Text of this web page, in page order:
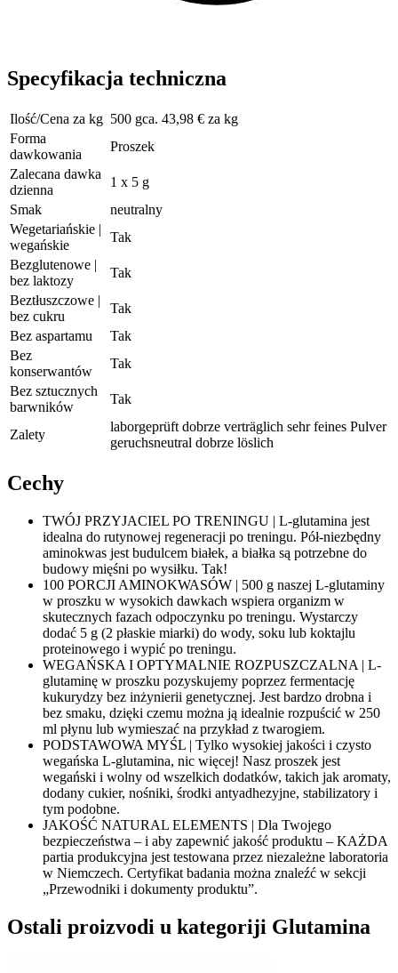
Specyfikacja techniczna
Ilość/Cena za kg 500 gca. 43,98 € za kg
Forma
dawkowania
Proszek
Zalecana dawka
dzienna
1 x 5 g
Smak
neutralny
Wegetariańskie |
wegańskie
Tak
Bezglutenowe |
bez laktozy
Tak
Beztłuszczowe |
bez cukru
Tak
Bez aspartamu
Tak
Bez
konserwantów
Tak
Bez sztucznych
barwników
Tak
Zalety
laborgeprüft dobrze verträglich sehr feines Pulver
geruchsneutral dobrze löslich
Cechy
TWÓJ PRZYJACIEL PO TRENINGU | L-glutamina jest
idealna do rutynowej regeneracji po treningu. Pół-niezbędny
aminokwas jest budulcem białek, a białka są potrzebne do
budowy mięśni po wysiłku. Tak!
100 PORCJI AMINOKWASÓW | 500 g naszej L-glutaminy
w proszku w wysokich dawkach wspiera organizm w
skutecznych fazach odpoczynku po treningu. Wystarczy
dodać 5 g (2 płaskie miarki) do wody, soku lub koktajlu
proteinowego i wypić po treningu.
WEGAŃSKA I OPTYMALNIE ROZPUSZCZALNA | L-
glutaminę w proszku pozyskujemy poprzez fermentację
kukurydzy bez inżynierii genetycznej. Jest bardzo drobna i
bez smaku, dzięki czemu można ją idealnie rozpuścić w 250
ml płynu lub wymieszać na przykład z twarogiem.
PODSTAWOWA MYŚL | Tylko wysokiej jakości i czysto
wegańska L-glutamina, nic więcej! Nasz proszek jest
wegański i wolny od wszelkich dodatków, takich jak aromaty,
dodany cukier, nośniki, środki antyadhezyjne, stabilizatory i
tym podobne.
JAKOŚĆ NATURAL ELEMENTS | Dla Twojego
bezpieczeństwa – i aby zapewnić jakość produktu – KAŻDA
partia produkcyjna jest testowana przez niezależne laboratoria
w Niemczech. Certyfikat badania można znaleźć w sekcji
„Przewodniki i dokumenty produktu”.
Ostali proizvodi u kategoriji Glutamina